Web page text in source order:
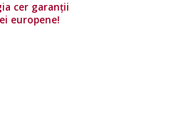
cer garanții
europene!